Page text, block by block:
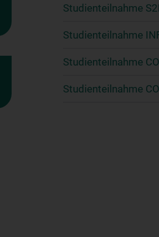
Studienteilnahme
Studienteilnahme
Studienteilnahme
Studienteilnahme